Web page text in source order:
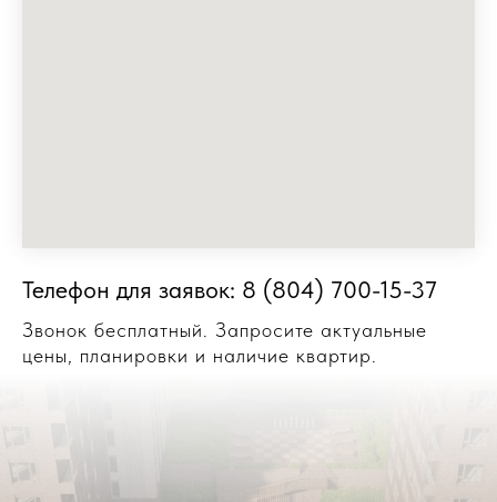
Телефон для заявок: 8 (804) 700-15-37
Звонок бесплатный. Запросите актуальные
цены, планировки и наличие квартир.